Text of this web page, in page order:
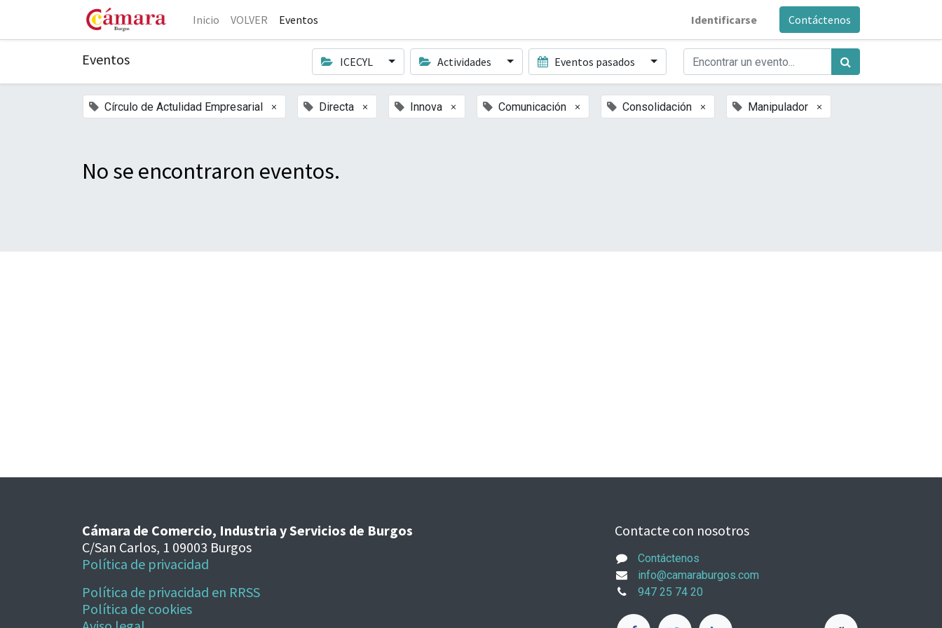
Inicio VOLVER Eventos Identificarse Contáctenos
Eventos ICECYL Actividades Eventos pasados
Círculo de Actulidad Empresarial × Directa × Innova × Comunicación × Consolidación × Manipulador ×
No se encontraron eventos.
Cámara de Comercio, Industria y Servicios de Burgos
C/San Carlos, 1 09003 Burgos
Política de privacidad
Política de privacidad en RRSS
Política de cookies
Contacte con nosotros
Contáctenos
info@camaraburgos.com
947 25 74 20